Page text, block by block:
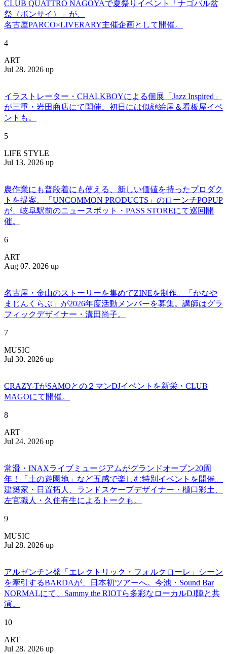
CLUB QUATTRO NAGOYAで夏祭りイベント「ナゴパル盆
祭（ボンサイ）」が、
名古屋PARCO×LIVERARY主催企画として開催。
4
ART
Jul 28. 2026 up
イラストレーター・CHALKBOYによる個展「Jazz Inspired」
が三重・岩田商店にて開催。初日には似顔絵屋＆看板屋イベ
ントも。
5
LIFE STYLE
Jul 13. 2026 up
農作業にも普段着にも使える、新しい価値を持ったプロダク
トを提案。「UNCOMMON PRODUCTS」のローンチPOPUP
が、岐阜駅前のニュースポット・PASS STOREにて巡回開
催。
6
ART
Aug 07. 2026 up
名古屋・金山のストーリーを集めてZINEを制作。「かなや
まじんくらぶ」が2026年度活動メンバーを募集。講師はグラ
フィックデザイナー・溝田尚子。
7
MUSIC
Jul 30. 2026 up
CRAZY-TがSAMOとの２マンDJイベントを新栄・CLUB
MAGOにて開催。
8
ART
Jul 24. 2026 up
常滑・INAXライブミュージアムがグランドオープン20周
年！「土の遊園地」など五感で楽しむ特別イベントを開催。
建築家・日置拓人、ランドスケープデザイナー・樋口彩土、
左官職人・久住有生によるトークも。
9
MUSIC
Jul 28. 2026 up
アルゼンチン発「エレクトリック・フォルクローレ」シーン
を牽引するBARDAが、日本初ツアーへ。今池・Sound Bar
NORMALにて、Sammy the RIOTら多彩なローカルDJ陣と共
演。
10
ART
Jul 28. 2026 up